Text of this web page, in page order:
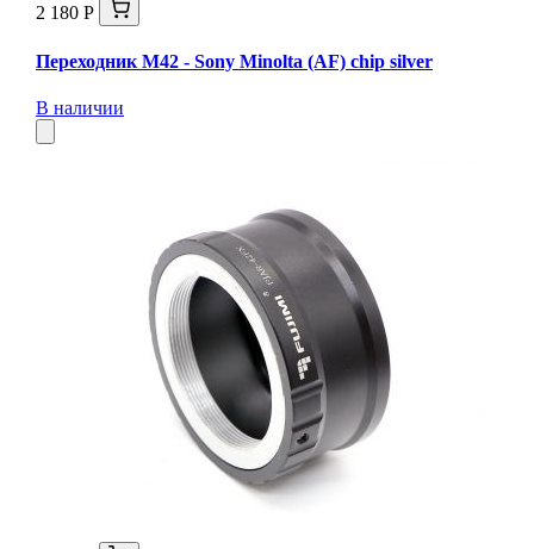
2 180 Р
Переходник M42 - Sony Minolta (AF) chip silver
В наличии